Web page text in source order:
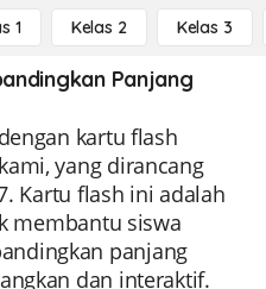
1 Kelas 2 Kelas 3
Panjang
kartu flash
yang dirancang
Kartu flash ini adalah
membantu siswa
panjang
dan interaktif.